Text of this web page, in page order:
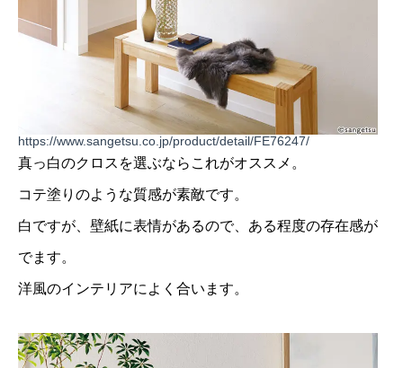
https://www.sangetsu.co.jp/product/detail/FE76247/
真っ白のクロスを選ぶならこれがオススメ。
コテ塗りのような質感が素敵です。
白ですが、壁紙に表情があるので、ある程度の存在感が
でます。
洋風のインテリアによく合います。